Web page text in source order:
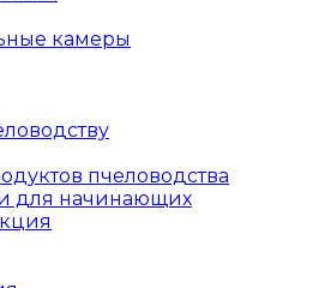
камеры
пчеловодства
для начинающих